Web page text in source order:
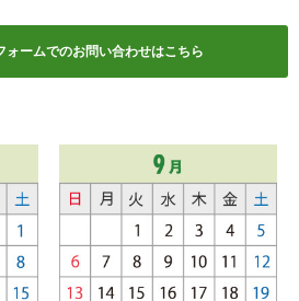
ォームでのお問い合わせはこちら